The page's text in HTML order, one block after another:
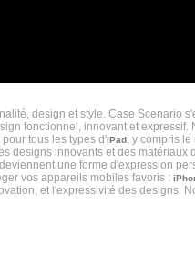
design et style. Case Scenario
fonctionnel, innovant et
tous les types d'iPad, y compris
designs innovants et des
une forme d'expression
vos appareils mobiles favoris :
et l'expressivité des designs.